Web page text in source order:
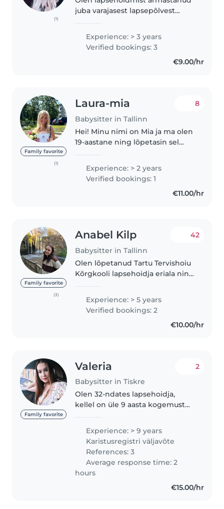
(1)
juba varajasest lapsepõlvest
tütar ja 8a poeg. Olen nendega
väga pikalt kodune olnud,
toetanud neid õppetöös ja
Experience: > 3 years
Verified bookings: 3
€9.00/hr
Family favorite
(1)
Laura-mia
Babysitter in Tallinn
8
Hei! Minu nimi on Mia ja ma olen
19-aastane ning lõpetasin sel
lapsehoidmisega juba päris
pikalt. Olen aidanud kasvatada
oma pere lapsi ja käinud abiks..
Experience: > 2 years
Verified bookings: 1
€11.00/hr
Family favorite
(3)
Anabel Kilp
Babysitter in Tallinn
42
Olen lõpetanud Tartu Tervishoiu
Kõrgkooli lapsehoidja eriala ning
töötanud aasta au-pairina Rootsis
ja käinud Hispaanias..
Experience: > 5 years
Verified bookings: 2
€10.00/hr
Family favorite
Valeria
Babysitter in Tiskre
2
Olen 32-ndates lapsehoidja,
kellel on üle 9 aasta kogemust
ja kooliealiste lastega. Olen
lapsehoidmises hoolilik,
vastutustundlik ja lõbus. Oskan..
Experience: > 9 years
Karistusregistri väljavõte
References: 3
Average response time: 2
hours
€15.00/hr